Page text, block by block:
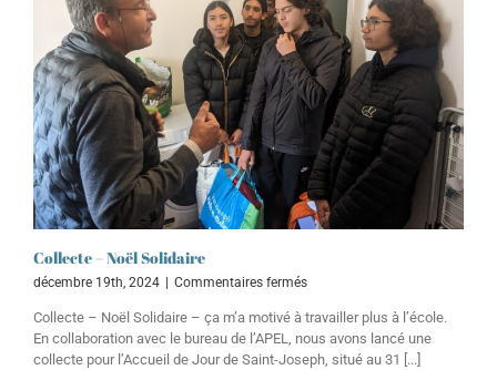
Collecte – Noël Solidaire
décembre 19th, 2024 | Commentaires ferméssur
–
Noël
Solidaire
Collecte – Noël Solidaire – ça m’a motivé à travailler plus à l’école.
En collaboration avec le bureau de l’APEL, nous avons lancé une
collecte pour l’Accueil de Jour de Saint-Joseph, situé au 31 [...]